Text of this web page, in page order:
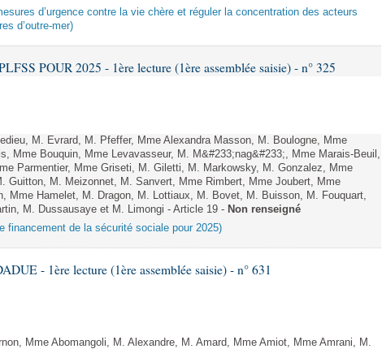
d’urgence contre la vie chère et réguler la concentration des acteurs
d’outre-mer)
POUR 2025 - 1ère lecture (1ère assemblée saisie) - n° 325
M. Evrard, M. Pfeffer, Mme Alexandra Masson, M. Boulogne, Mme
Mme Bouquin, Mme Levavasseur, M. M&#233;nag&#233;, Mme Marais-Beuil,
Parmentier, Mme Griseti, M. Giletti, M. Markowsky, M. Gonzalez, Mme
Guitton, M. Meizonnet, M. Sanvert, Mme Rimbert, Mme Joubert, Mme
Mme Hamelet, M. Dragon, M. Lottiaux, M. Bovet, M. Buisson, M. Fouquart,
M. Dussausaye et M. Limongi - Article 19 - Non renseigné
financement de la sécurité sociale pour 2025)
- 1ère lecture (1ère assemblée saisie) - n° 631
Mme Abomangoli, M. Alexandre, M. Amard, Mme Amiot, Mme Amrani, M.